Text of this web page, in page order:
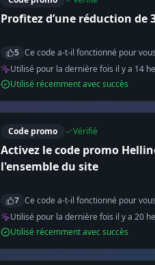
Profitez d’une réduction de
5 Ce code a-t-il fonctionné pour
Utilisé pour la dernière fois il y a 14
Utilisé récemment avec succès
Code promo Vérifié
Activez le code promo
l'ensemble du site
7 Ce code a-t-il fonctionné pour
Utilisé pour la dernière fois il y a 20
Utilisé récemment avec succès